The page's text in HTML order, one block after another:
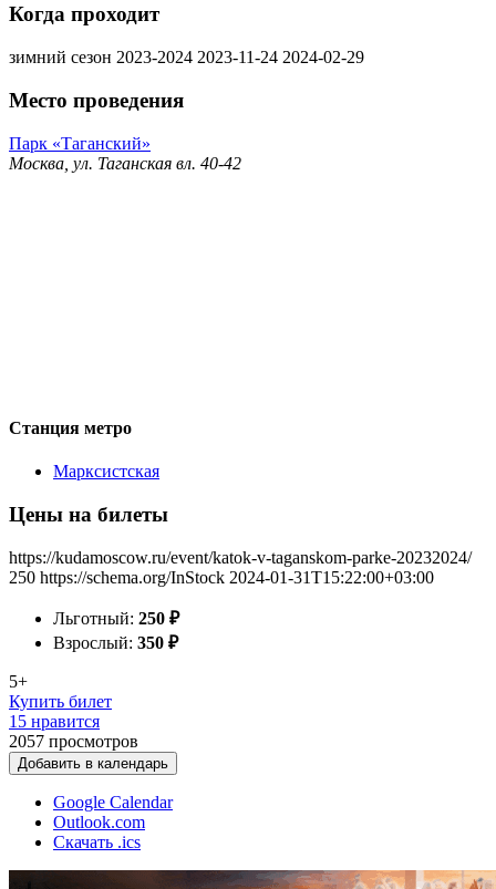
Когда проходит
зимний сезон 2023-2024 2023-11-24 2024-02-29
Место проведения
Парк «Таганский»
Москва, ул. Таганская вл. 40-42
Станция метро
Марксистская
Цены на билеты
https://kudamoscow.ru/event/katok-v-taganskom-parke-20232024/
250 https://schema.org/InStock 2024-01-31T15:22:00+03:00
Льготный: 250 ₽
Взрослый: 350 ₽
5+
Купить билет
15 нравится
2057 просмотров
Добавить в календарь
Google Calendar
Outlook.com
Скачать .ics